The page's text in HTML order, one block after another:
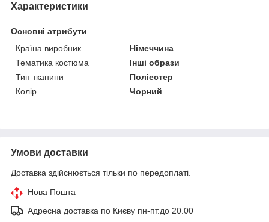
Характеристики
Основні атрибути
Країна виробник
Німеччина
Тематика костюма
Інші образи
Тип тканини
Поліестер
Колір
Чорний
Умови доставки
Доставка здійснюється тільки по передоплаті.
Нова Пошта
Адресна доставка по Києву пн-пт.до 20.00